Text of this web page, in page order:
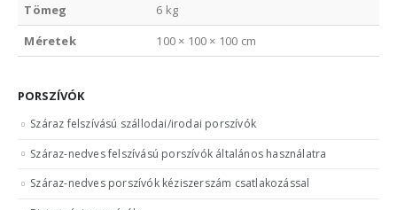
Tömeg
6 kg
Méretek
100 × 100 × 100 cm
PORSZÍVÓK
Száraz felszívású szállodai/irodai porszívók
Száraz-nedves felszívású porszívók általános használatra
Száraz-nedves porszívók kéziszerszám csatlakozással